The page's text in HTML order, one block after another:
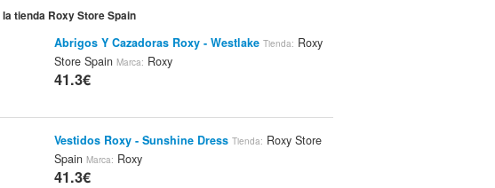
tienda Roxy Store Spain
Abrigos Y Cazadoras Roxy - Westlake Tienda: Roxy
Store Spain Marca: Roxy
41.3€
Vestidos Roxy - Sunshine Dress Tienda: Roxy Store
Spain Marca: Roxy
41.3€